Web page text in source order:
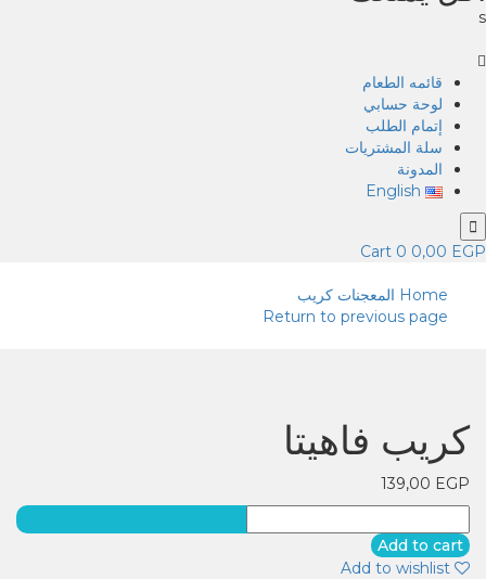
s
قائمه الطعام
لوحة حسابي
إتمام الطلب
سلة المشتريات
المدونة
English
0,00 EGP
0
Cart
Home المعجنات كريب
Return to previous page
كريب فاهيتا
139,00 EGP
فاهيتا
quantity
Add to cart
Add to wishlist